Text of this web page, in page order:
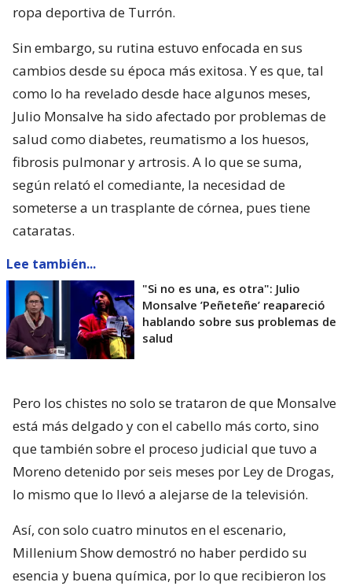
ropa deportiva de Turrón.
Sin embargo, su rutina estuvo enfocada en sus
cambios desde su época más exitosa. Y es que, tal
como lo ha revelado desde hace algunos meses,
Julio Monsalve ha sido afectado por problemas de
salud como diabetes, reumatismo a los huesos,
fibrosis pulmonar y artrosis. A lo que se suma,
según relató el comediante, la necesidad de
someterse a un trasplante de córnea, pues tiene
cataratas.
Lee también...
"Si no es una, es otra": Julio
Monsalve ’Peñeteñe’ reapareció
hablando sobre sus problemas de
salud
Pero los chistes no solo se trataron de que Monsalve
está más delgado y con el cabello más corto, sino
que también sobre el proceso judicial que tuvo a
Moreno detenido por seis meses por Ley de Drogas,
lo mismo que lo llevó a alejarse de la televisión.
Así, con solo cuatro minutos en el escenario,
Millenium Show demostró no haber perdido su
esencia y buena química, por lo que recibieron los